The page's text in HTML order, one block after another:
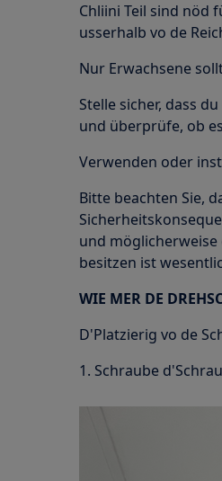
Chliini Teil sind nöd
usserhalb vo de
Nur Erwachsene
Stelle sicher, dass
und überprüfe, ob
Verwenden oder
Bitte beachten Sie,
und
besitzen ist
WIE MER DE
D'Platzierig vo de
1. Schraube